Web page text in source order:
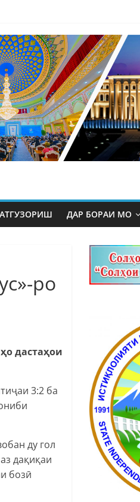
ДАР БОРАИ МО
ро
ҳо дастаҳои
3:2 ба
ду гол
дақиқаи
бозӣ